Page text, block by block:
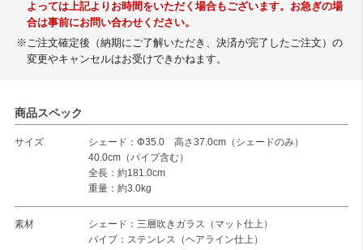
よっては上記よりお時間をいただく場合もございます。お急ぎの場
合は事前にお問い合わせください。
※ご注文確定後（納期にご了解いただき、決済が完了したご注文）の
変更やキャンセルはお受けできかねます。
商品スペック
サイズ
シェード：Φ35.0 高さ37.0cm（シェードのみ）
40.0cm（パイプ含む）
全長：約181.0cm
重量：約3.0kg
素材
シェード：三層吹きガラス（マット仕上）
パイプ：ステンレス（ヘアライン仕上）